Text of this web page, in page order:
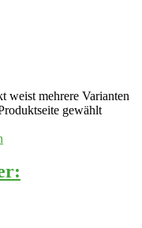
weist mehrere Varianten
gewählt